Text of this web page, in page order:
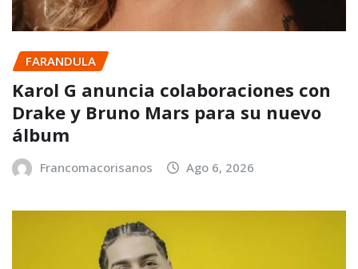
FARANDULA
Karol G anuncia colaboraciones con
Drake y Bruno Mars para su nuevo
álbum
Francomacorisanos Ago 6, 2026